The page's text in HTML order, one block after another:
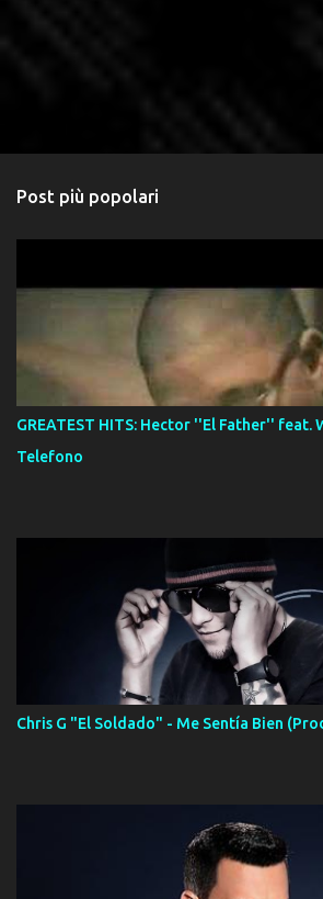
Post più popolari
GREATEST HITS: Hector ''El Father'' feat.
Telefono
Chris G "El Soldado" - Me Sentía Bien